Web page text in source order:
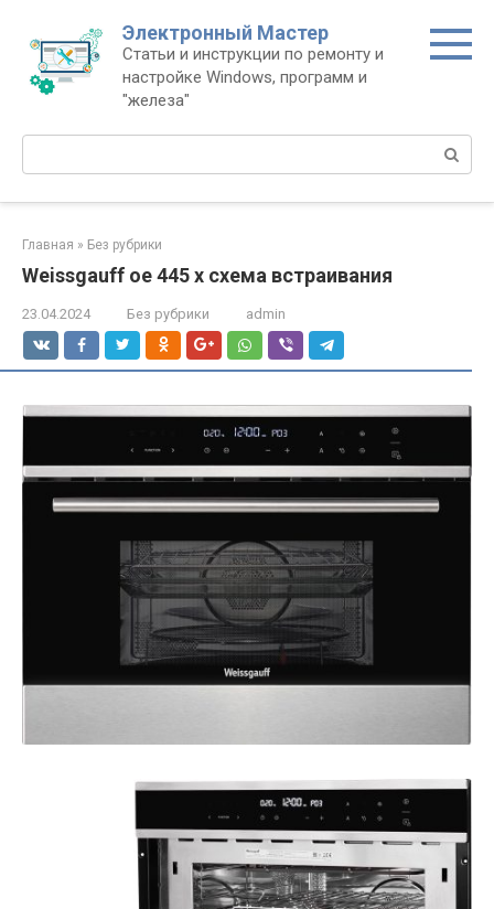
контенту
Электронный Мастер
Статьи и инструкции по ремонту и
настройке Windows, программ и
"железа"
Поиск:
Главная » Без рубрики
Weissgauff oe 445 x схема встраивания
23.04.2024 Без рубрики admin